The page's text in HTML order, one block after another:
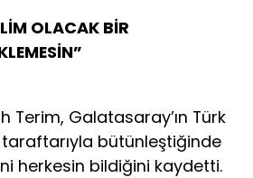
OLACAK BİR
Terim, Galatasaray’ın Türk
taraftarıyla bütünleştiğinde
herkesin bildiğini kaydetti.